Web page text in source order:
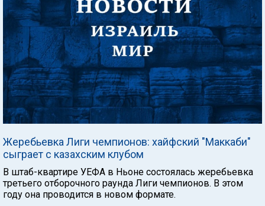
Жеребьевка Лиги чемпионов: хайфский "Маккаби"
сыграет с казахским клубом
В штаб-квартире УЕФА в Ньоне состоялась жеребьевка
третьего отборочного раунда Лиги чемпионов. В этом
году она проводится в новом формате.